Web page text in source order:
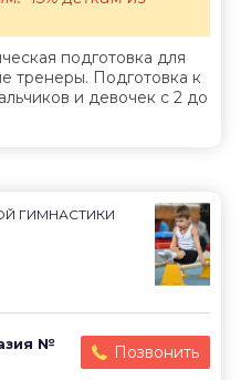
подготовка для
тренеры. Подготовка к
и девочек с 2 до
ГИМНАСТИКИ
№
Позвонить